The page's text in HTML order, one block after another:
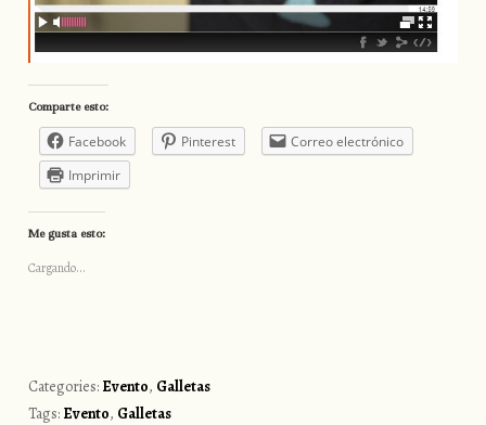
Comparte esto:
Facebook Pinterest
Correo electrónico
Imprimir
Me gusta esto:
Cargando...
Categories: Evento, Galletas
Tags: Evento, Galletas